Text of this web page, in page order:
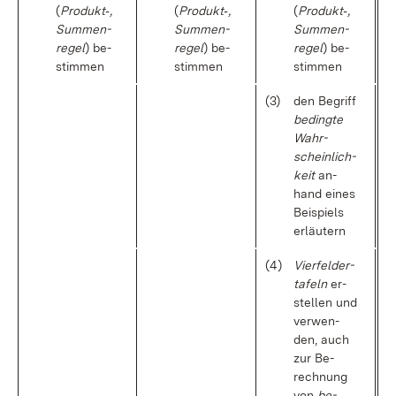
(Pro­dukt‑,
Sum­men­
re­gel) be­
stim­men
(Pro­dukt‑,
Sum­men­
re­gel) be­
stim­men
(Pro­dukt‑,
Sum­men­
re­gel) be­
stim­men
(3)
den Be­griff
be­ding­te
Wahr­
schein­lich­
keitan­
hand ei­nes
Bei­spiels
er­läu­tern
(4)
Vier­fel­der­
ta­felner­
stel­len und
ver­wen­
den, auch
zur Be­
rech­nung